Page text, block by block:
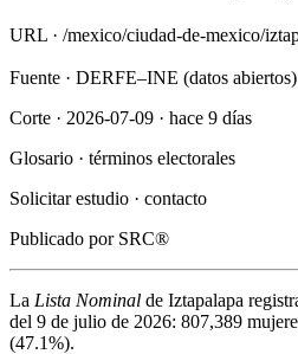
URL · /mexico/ciudad-de-mexico/
Fuente · DERFE–INE (datos abiertos)
Corte · 2026-07-09 · hace 9 días
Glosario · términos electorales
Solicitar estudio · contacto
Publicado por SRC®
La Lista Nominal de Iztapalapa
del 9 de julio de 2026: 807,389
(47.1%).